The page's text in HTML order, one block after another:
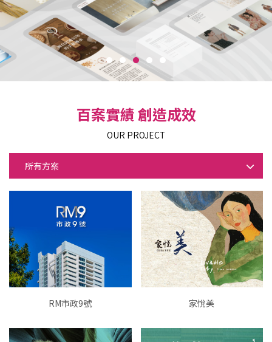
百案實績 創造成效
OUR PROJECT
所有方案
RM市政9號 家悅美